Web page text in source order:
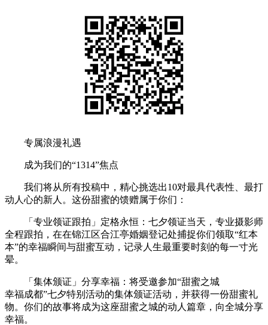
专属浪漫礼遇
成为我们的“1314”焦点
我们将从所有投稿中，精心挑选出10对最具代表性、最打
动人心的新人。这份甜蜜的馈赠属于你们：
「专业领证跟拍」定格永恒：七夕领证当天，专业摄影师
全程跟拍，在在锦江区合江亭婚姻登记处捕捉你们领取“红本
本”的幸福瞬间与甜蜜互动，记录人生最重要时刻的每一寸光
晕。
「集体颁证」分享幸福：将受邀参加“甜蜜之城
幸福成都”七夕特别活动的集体颁证活动，并获得一份甜蜜礼
物。你们的故事将成为这座甜蜜之城的动人篇章，向全城分享
幸福。